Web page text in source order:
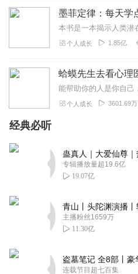
个人成长 1.85亿
个人成长 3601.69万
经典必听
专辑播放量超19.6亿
19.07亿
主播粉丝1659万
11.30亿
连载节目超七百集